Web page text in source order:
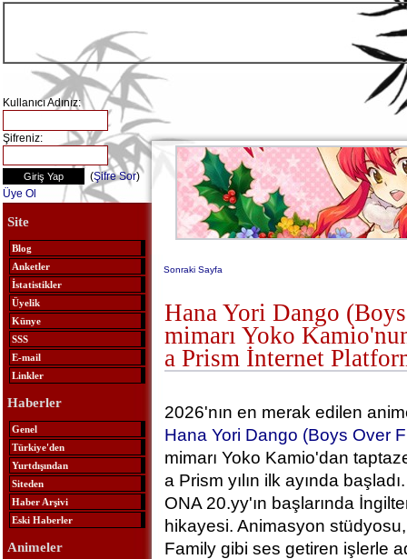
Kullanıcı Adınız:
Şifreniz:
(Şifre Sor)
Üye Ol
Site
Blog
Anketler
İstatistikler
Üyelik
Künye
SSS
E-mail
Linkler
Haberler
Genel
Türkiye'den
Yurtdışından
Siteden
Haber Arşivi
Eski Haberler
Animeler
Sonraki Sayfa
Hana Yori Dango
mimarı Yoko
a Prism İnternet
2026'nın en merak edilen
Hana Yori Dango (Boys Over
mimarı Yoko Kamio'dan
a Prism yılın ilk ayında
ONA 20.yy'ın başlarında
hikayesi. Animasyon
Family gibi ses getiren işlerle